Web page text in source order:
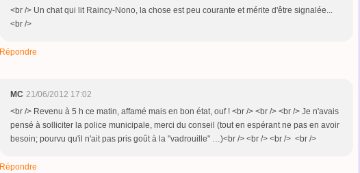
<br /> Un chat qui lit Raincy-Nono, la chose est peu courante et mérite d'être signalée...
<br />
Répondre
MC 21/06/2012 17:02
<br /> Revenu à 5 h ce matin, affamé mais en bon état, ouf ! <br /> <br /> <br /> Je n'avais
pensé à solliciter la police municipale, merci du conseil (tout en espérant ne pas en avoir
besoin; pourvu qu'il n'ait pas pris goût à la "vadrouille" …)<br /> <br /> <br /> <br />
Répondre